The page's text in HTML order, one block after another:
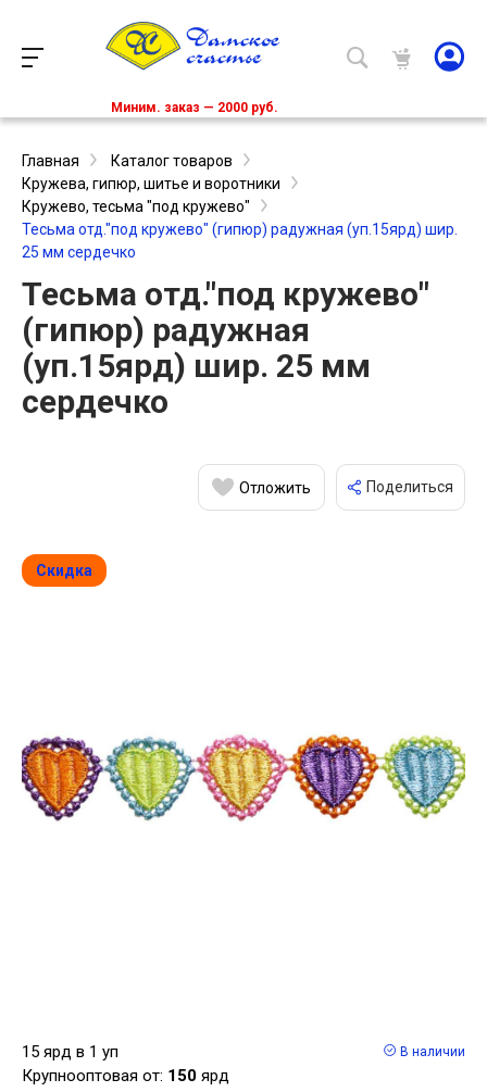
Миним. заказ — 2000 руб.
Главная
Каталог товаров
Кружева, гипюр, шитье и воротники
Кружево, тесьма "под кружево"
Тесьма отд."под кружево" (гипюр) радужная (уп.15ярд) шир.
25 мм сердечко
Тесьма отд."под кружево"
(гипюр) радужная
(уп.15ярд) шир. 25 мм
сердечко
Отложить Поделиться
Скидка
15 ярд в 1 уп
Крупнооптовая от: 150 ярд
В наличии